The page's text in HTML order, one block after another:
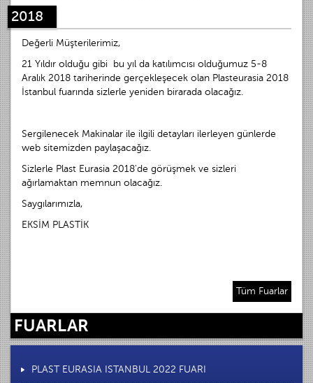
2018
Değerli Müşterilerimiz,
21 Yıldır olduğu gibi bu yıl da katılımcısı olduğumuz 5-8
Aralık 2018 tariherinde gerçekleşecek olan Plasteurasia 2018
İstanbul fuarında sizlerle yeniden birarada olacağız.
Sergilenecek Makinalar ile ilgili detayları ilerleyen günlerde
web sitemizden paylaşacağız.
Sizlerle Plast Eurasia 2018'de görüşmek ve sizleri
ağırlamaktan memnun olacağız.
Saygılarımızla,
EKSİM PLASTİK
Tüm Fuarlar
FUARLAR
PLAST EURASIA ISTANBUL 2022 FUARI